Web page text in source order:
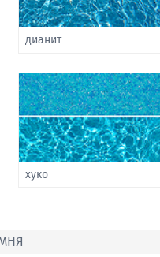
дианит
хуко